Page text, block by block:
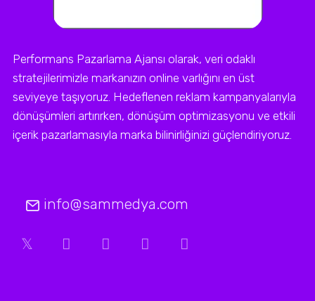
Performans Pazarlama Ajansı olarak, veri odaklı
stratejilerimizle markanızın online varlığını en üst
seviyeye taşıyoruz. Hedeflenen reklam kampanyalarıyla
dönüşümleri artırırken, dönüşüm optimizasyonu ve etkili
içerik pazarlamasıyla marka bilinirliğinizi güçlendiriyoruz.
info@sammedya.com